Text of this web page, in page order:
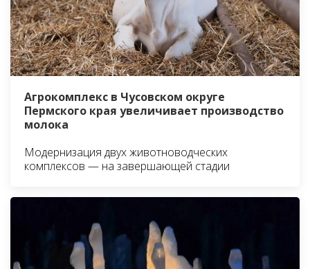
Агрокомплекс в Чусовском округе
Пермского края увеличивает производство
молока
Модернизация двух животноводческих
комплексов — на завершающей стадии